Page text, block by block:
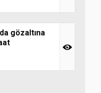
gözaltına